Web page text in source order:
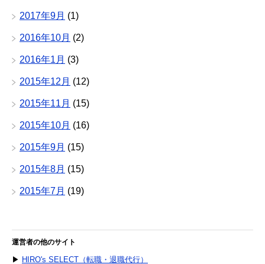
2017年9月 (1)
2016年10月 (2)
2016年1月 (3)
2015年12月 (12)
2015年11月 (15)
2015年10月 (16)
2015年9月 (15)
2015年8月 (15)
2015年7月 (19)
運営者の他のサイト
▶ HIRO's SELECT（転職・退職代行）